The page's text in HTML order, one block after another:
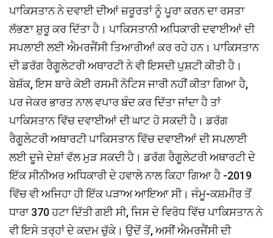
ਪਾਕਿਸਤਾਨ ਨੇ ਦਵਾਈ ਦੀਆਂ ਜ਼ਰੂਰਤਾਂ ਨੂੰ ਪੂਰਾ ਕਰਨ ਦਾ ਰਸਤਾ
ਲੱਭਣਾ ਸ਼ੁਰੂ ਕਰ ਦਿੱਤਾ ਹੈ। ਪਾਕਿਸਤਾਨੀ ਅਧਿਕਾਰੀ ਦਵਾਈਆਂ ਦੀ
ਸਪਲਾਈ ਲਈ ਐਮਰਜੈਂਸੀ ਤਿਆਰੀਆਂ ਕਰ ਰਹੇ ਹਨ। ਪਾਕਿਸਤਾਨ
ਦੀ ਡਰੱਗ ਰੈਗੂਲੇਟਰੀ ਅਥਾਰਟੀ ਨੇ ਵੀ ਇਸਦੀ ਪੁਸ਼ਟੀ ਕੀਤੀ ਹੈ।
ਬੇਸ਼ੱਕ, ਇਸ ਬਾਰੇ ਕੋਈ ਰਸਮੀ ਨੋਟਿਸ ਜਾਰੀ ਨਹੀਂ ਕੀਤਾ ਗਿਆ ਹੈ,
ਪਰ ਜੇਕਰ ਭਾਰਤ ਨਾਲ ਵਪਾਰ ਬੰਦ ਕਰ ਦਿੱਤਾ ਜਾਂਦਾ ਹੈ ਤਾਂ
ਪਾਕਿਸਤਾਨ ਵਿੱਚ ਦਵਾਈਆਂ ਦੀ ਘਾਟ ਹੋ ਸਕਦੀ ਹੈ। ਡਰੱਗ
ਰੈਗੂਲੇਟਰੀ ਅਥਾਰਟੀ ਪਾਕਿਸਤਾਨ ਵਿੱਚ ਦਵਾਈਆਂ ਦੀ ਸਪਲਾਈ
ਲਈ ਦੂਜੇ ਦੇਸ਼ਾਂ ਵੱਲ ਮੁੜ ਸਕਦੀ ਹੈ। ਡਰੱਗ ਰੈਗੂਲੇਟਰੀ ਅਥਾਰਟੀ ਦੇ
ਇੱਕ ਸੀਨੀਅਰ ਅਧਿਕਾਰੀ ਦੇ ਹਵਾਲੇ ਨਾਲ ਕਿਹਾ ਗਿਆ ਹੈ -2019
ਵਿੱਚ ਵੀ ਅਜਿਹਾ ਹੀ ਇੱਕ ਪੜਾਅ ਆਇਆ ਸੀ। ਜੰਮੂ-ਕਸ਼ਮੀਰ ਤੋਂ
ਧਾਰਾ 370 ਹਟਾ ਦਿੱਤੀ ਗਈ ਸੀ, ਜਿਸ ਦੇ ਵਿਰੋਧ ਵਿੱਚ ਪਾਕਿਸਤਾਨ ਨੇ
ਵੀ ਇਸੇ ਤਰ੍ਹਾਂ ਦੇ ਕਦਮ ਚੁੱਕੇ। ਉਦੋਂ ਤੋਂ, ਅਸੀਂ ਐਮਰਜੈਂਸੀ ਦੀ